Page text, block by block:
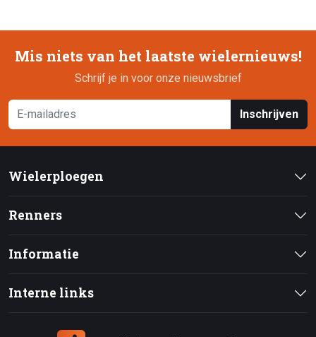
Mis niets van het laatste wielernieuws!
Schrijf je in voor onze nieuwsbrief
Inschrijven
Wielerploegen
Renners
Informatie
Interne links